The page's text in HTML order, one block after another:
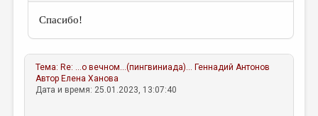
Спасибо!
Тема:Re: ...о вечном...(пингвиниада)...
Геннадий Антонов
АвторЕлена Ханова
Дата и время: 25.01.2023, 13:07:40